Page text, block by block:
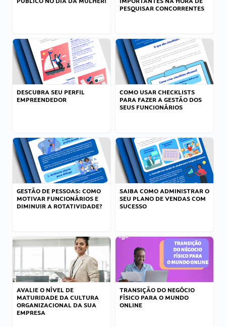
PESQUISAR CONCORRENTES
DESCUBRA SEU PERFIL
EMPREENDEDOR
COMO USAR CHECKLISTS
PARA FAZER A GESTÃO DOS
SEUS FUNCIONÁRIOS
GESTÃO DE PESSOAS: COMO
MOTIVAR FUNCIONÁRIOS E
DIMINUIR A ROTATIVIDADE?
SAIBA COMO ADMINISTRAR O
SEU PLANO DE VENDAS COM
SUCESSO
AVALIE O NÍVEL DE
MATURIDADE DA CULTURA
ORGANIZACIONAL DA SUA
EMPRESA
TRANSIÇÃO DO NEGÓCIO
FÍSICO PARA O MUNDO
ONLINE